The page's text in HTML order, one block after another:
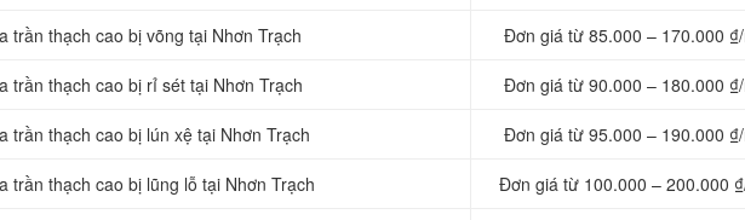
trần thạch cao bị võng tại Nhơn Trạch Đơn giá từ 85.000 – 170.000 ₫/
trần thạch cao bị rỉ sét tại Nhơn Trạch Đơn giá từ 90.000 – 180.000 ₫/
trần thạch cao bị lún xệ tại Nhơn Trạch Đơn giá từ 95.000 – 190.000 ₫/
trần thạch cao bị lũng lỗ tại Nhơn Trạch Đơn giá từ 100.000 – 200.000